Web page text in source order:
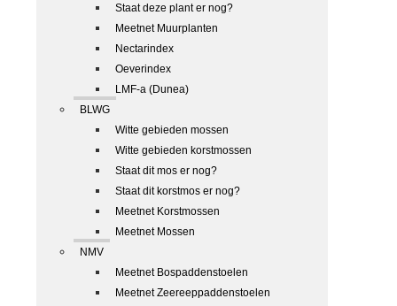
Staat deze plant er nog?
Meetnet Muurplanten
Nectarindex
Oeverindex
LMF-a (Dunea)
BLWG
Witte gebieden mossen
Witte gebieden korstmossen
Staat dit mos er nog?
Staat dit korstmos er nog?
Meetnet Korstmossen
Meetnet Mossen
NMV
Meetnet Bospaddenstoelen
Meetnet Zeereeppaddenstoelen